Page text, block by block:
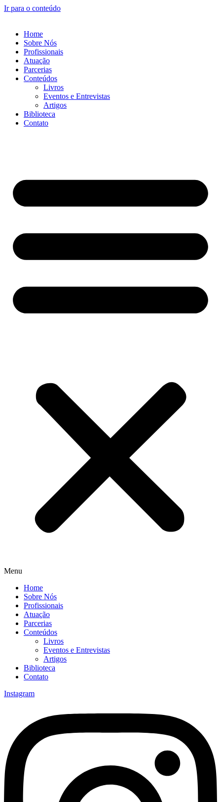
Ir para o conteúdo
Home
Sobre Nós
Profissionais
Atuação
Parcerias
Conteúdos
Livros
Eventos e Entrevistas​
Artigos
Biblioteca
Contato
Menu
Home
Sobre Nós
Profissionais
Atuação
Parcerias
Conteúdos
Livros
Eventos e Entrevistas​
Artigos
Biblioteca
Contato
Instagram